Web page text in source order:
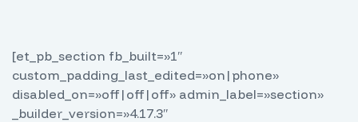
[et_pb_section fb_built=»1″
custom_padding_last_edited=»on|phone»
disabled_on=»off|off|off» admin_label=»section»
_builder_version=»4.17.3″